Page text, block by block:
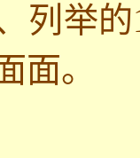
列举的
面。